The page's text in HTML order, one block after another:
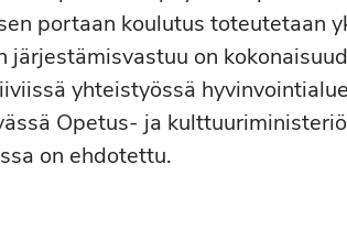
portaan koulutus toteutetaan
on
yhteistyössä
Opetus- ja
on ehdotettu.